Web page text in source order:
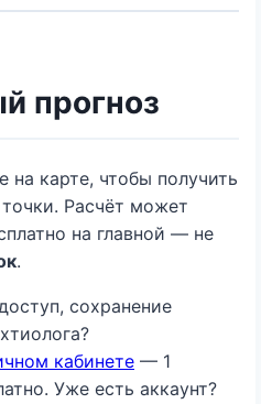
прогноз
карте, чтобы получить
Расчёт может
на главной — не
.
сохранение
кабинете — 1
Уже есть аккаунт?